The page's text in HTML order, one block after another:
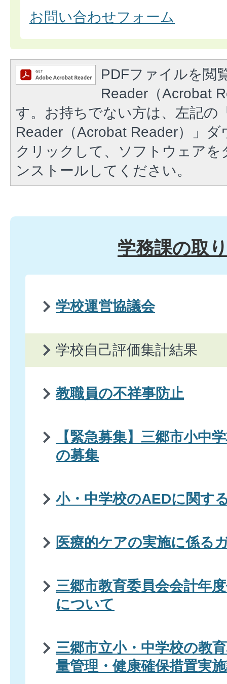
お問い合わせフォーム
PDFファイルを閲
Reader（Acrobat
す。お持ちでない方は、左記の
Reader（Acrobat Reader）」
クリックして、ソフトウェア
ンストールしてください。
学務課の取
学校運営協議会
学校自己評価集計結果
教職員の不祥事防止
【緊急募集】三郷市小中
の募集
小・中学校のAEDに関す
医療的ケアの実施に係る
三郷市教育委員会会計年
について
三郷市立小・中学校の教
量管理・健康確保措置実